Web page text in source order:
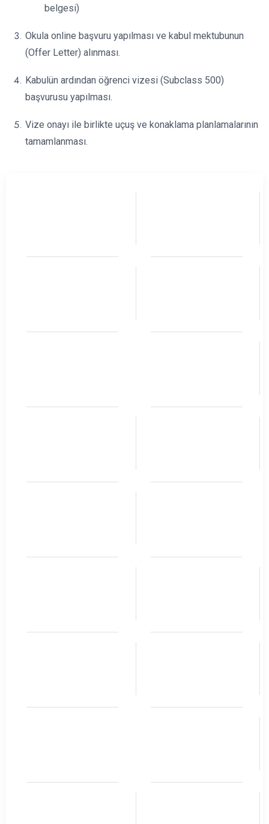
belgesi)
Okula online başvuru yapılması ve kabul mektubunun
(Offer Letter) alınması.
Kabulün ardından öğrenci vizesi (Subclass 500)
başvurusu yapılması.
Vize onayı ile birlikte uçuş ve konaklama planlamalarının
tamamlanması.